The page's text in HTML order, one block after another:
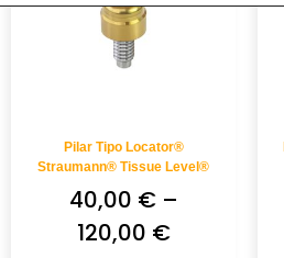
Pilar Tipo Locator®
Straumann® Tissue Level®
40,00 €–
120,00 €